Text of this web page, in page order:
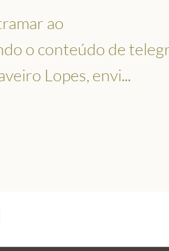
ao
o conteúdo de
Lopes, envi...